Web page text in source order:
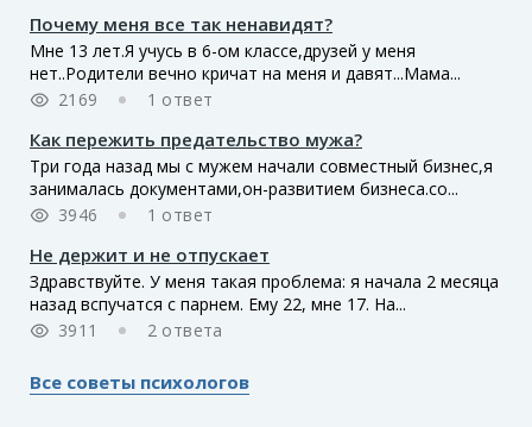
Почему меня все так ненавидят?
Мне 13 лет.Я учусь в 6-ом классе,друзей у меня
нет..Родители вечно кричат на меня и давят...Мама...
2169
1 ответ
Как пережить предательство мужа?
Три года назад мы с мужем начали совместный бизнес,я
занималась документами,он-развитием бизнеса.со...
3946
1 ответ
Не держит и не отпускает
Здравствуйте. У меня такая проблема: я начала 2 месяца
назад вспучатся с парнем. Ему 22, мне 17. На...
3911
2 ответа
Все советы психологов